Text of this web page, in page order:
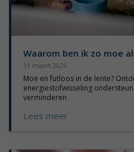
Waarom ben ik zo moe
31 maart 2026
Moe en futloos in de lente?
energiestofwisseling
verminderen
Lees meer